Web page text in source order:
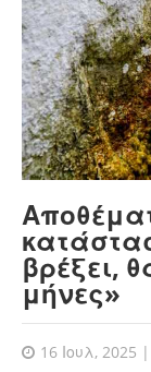
βρέξει,
μήνες»
16 Ιουλ, 2025